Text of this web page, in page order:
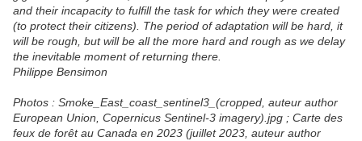
and their incapacity to fulfill the task for which they were created
(to protect their citizens). The period of adaptation will be hard, it
will be rough, but will be all the more hard and rough as we delay
the inevitable moment of returning there.
Philippe Bensimon
Photos : Smoke_East_coast_sentinel3_(cropped, auteur author
European Union, Copernicus Sentinel-3 imagery).jpg ; Carte des
feux de forêt au Canada en 2023 (juillet 2023, auteur author